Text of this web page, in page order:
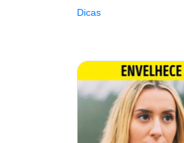
Dicas
Contudo, com o passar
tanto amamos acabam
necessárias e sempre